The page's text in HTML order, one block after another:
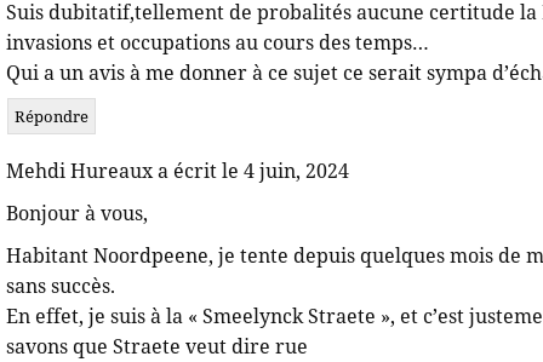
Suis dubitatif,tellement de probalités aucune certitude la
invasions et occupations au cours des temps…
Qui a un avis à me donner à ce sujet ce serait sympa
Répondre
Mehdi Hureaux a écrit le 4 juin, 2024
Bonjour à vous,
Habitant Noordpeene, je tente depuis quelques mois de
sans succès.
En effet, je suis à la « Smeelynck Straete », et c’est
savons que Straete veut dire rue